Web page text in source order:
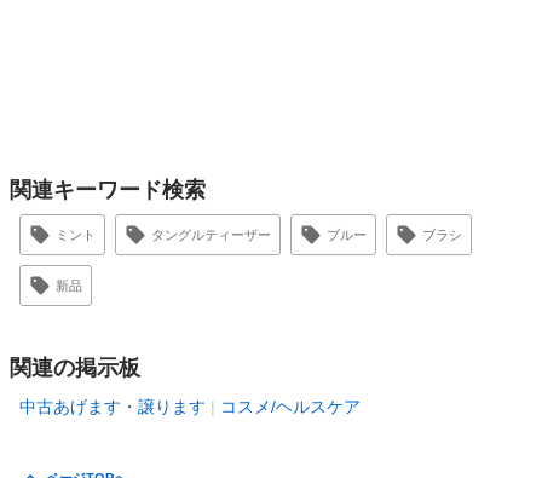
関連キーワード検索
ミント タングルティーザー ブルー ブラシ
新品
関連の掲示板
中古あげます・譲ります コスメ/ヘルスケア